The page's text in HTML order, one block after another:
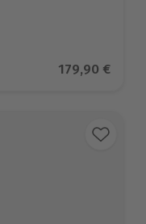
Aktueller
179,90 €